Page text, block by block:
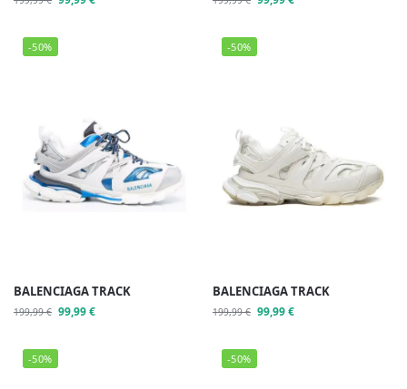
-50%
BALENCIAGA TRACK
199,99€ 99,99€
-50%
BALENCIAGA TRACK
199,99€ 99,99€
-50% -50%